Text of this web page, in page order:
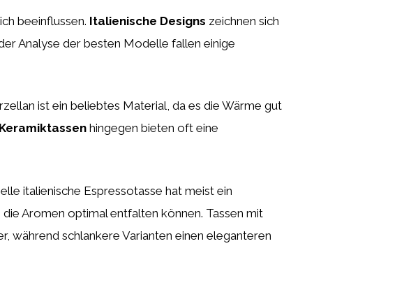
beeinflussen. Italienische Designs zeichnen sich
Analyse der besten Modelle fallen einige
ist ein beliebtes Material, da es die Wärme gut
Keramiktassen hingegen bieten oft eine
italienische Espressotasse hat meist ein
Aromen optimal entfalten können. Tassen mit
während schlankere Varianten einen eleganteren